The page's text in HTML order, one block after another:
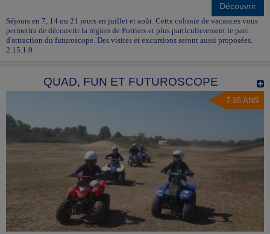
Découvrir
Séjours en 7, 14 ou 21 jours en juillet et août. Cette colonie de vacances vous
permettra de découvrir la région de Poitiers et plus particulierement le parc
d'attraction du futuroscope. Des visites et excursions seront aussi proposées.
2.15.1.0
QUAD, FUN ET FUTUROSCOPE
7-16 ANS